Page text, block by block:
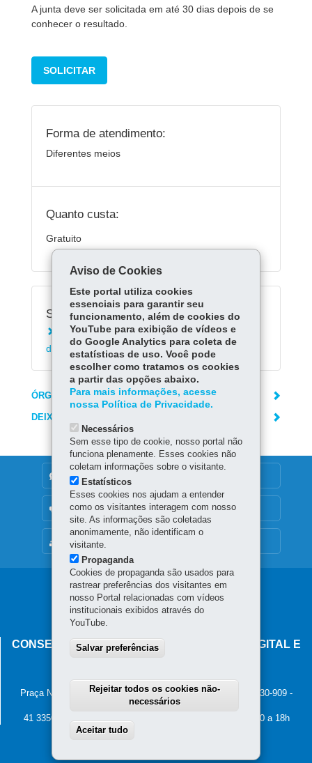
A junta deve ser solicitada em até 30 dias depois de se
conhecer o resultado.
SOLICITAR
Forma de atendimento:
Diferentes meios
Quanto custa:
Gratuito
Serviços Relacionados:
Consultar resultado de exames para emissão
de carteira de motorista
ÓRGÃO RESPONSÁVEL
DEIXE SUA OPINIÃO
MAPA DO SITE
DENUNCIE CORRUPÇÃO
OUVIDORIA
Navegação
principal
CONSELHO ESTADUAL DE GOVERNANÇA DIGITAL E
Palácio Iguaçu
Praça Nossa Senhora de Salette, s/n - Centro Cívico
80.530-909 -
Curitiba-PR MAPA
41 3350-2400 - Horário de atendimento: 8h30 a 12h e 13h30 a 18h
Aviso de Cookies
Este portal utiliza cookies
essenciais para garantir seu
funcionamento, além de cookies do
YouTube para exibição de vídeos e
do Google Analytics para coleta de
estatísticas de uso. Você pode
escolher como tratamos os cookies
a partir das opções abaixo.
Para mais informações, acesse
nossa Política de Privacidade.
Necessários
Sem esse tipo de cookie, nosso portal não
funciona plenamente. Esses cookies não
coletam informações sobre o visitante.
Estatísticos
Esses cookies nos ajudam a entender
como os visitantes interagem com nosso
site. As informações são coletadas
anonimamente, não identificam o
visitante.
Propaganda
Cookies de propaganda são usados para
rastrear preferências dos visitantes em
nosso Portal relacionadas com vídeos
institucionais exibidos através do
YouTube.
Salvar preferências
Rejeitar todos os cookies não-
necessários
Aceitar tudo